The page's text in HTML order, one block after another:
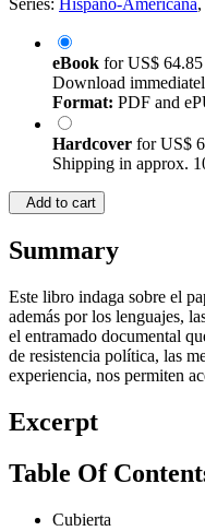
Series: Hispano-Americana
eBook forUS$ 64.85
Download
Format: PDF and
Hardcover forUS$
Shipping in approx.
Add to cart
Summary
Este libro indaga sobre el
además por los lenguajes,
el entramado documental
de resistencia política, las
experiencia, nos permiten
Excerpt
Table Of
Cubierta